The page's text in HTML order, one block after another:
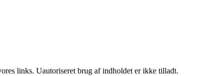
links. Uautoriseret brug af indholdet er ikke tilladt.